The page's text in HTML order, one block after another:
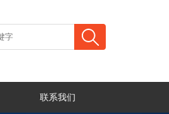
联系我们